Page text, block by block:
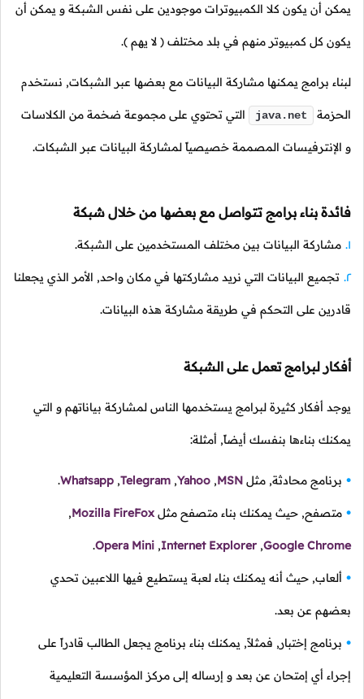
أن يكون كلا الكمبيوترات موجودين على نفس الشبكة و يمكن أن
كل كمبيوتر منهم في بلد مختلف ( لا يهم ).
برامج يمكنها مشاركة البيانات مع بعضها عبر الشبكات, نستخدم
java.net التي تحتوي على مجموعة ضخمة من الكلاسات
المصممة خصيصياً لمشاركة البيانات عبر الشبكات.
بناء برامج تتواصل مع بعضها من خلال شبكة
البيانات بين مختلف المستخدمين على الشبكة.
البيانات التي نريد مشاركتها في مكان واحد, الأمر الذي يجعلنا
على التحكم في طريقة مشاركة هذه البيانات.
لبرامج تعمل على الشبكة
أفكار كثيرة لبرامج يستخدمها الناس لمشاركة بياناتهم و التي
بناءها بنفسك أيضاً, أمثلة:
محادثة, مثلMSN
,
Yahoo
,
Telegram
,
Whatsapp
.
حيث يمكنك بناء متصفح مثلMozilla FireFox
,
Google
,
Internet Explorer
,
Opera Mini
.
حيث أنه يمكنك بناء لعبة يستطيع فيها اللاعبين تحدي
عن بعد.
إختبار, فمثلاً, يمكنك بناء برنامج يجعل الطالب قادراً على
أي إمتحان عن بعد و إرساله إلى مركز المؤسسة التعليمية